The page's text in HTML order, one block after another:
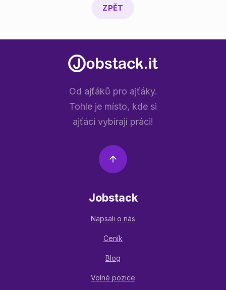
ZPĚT
Od ajťáků pro ajťáky.
Tohle je místo, kde si
ajťáci vybírají práci!
Jobstack
Napsali o nás
Ceník
Blog
Volné pozice